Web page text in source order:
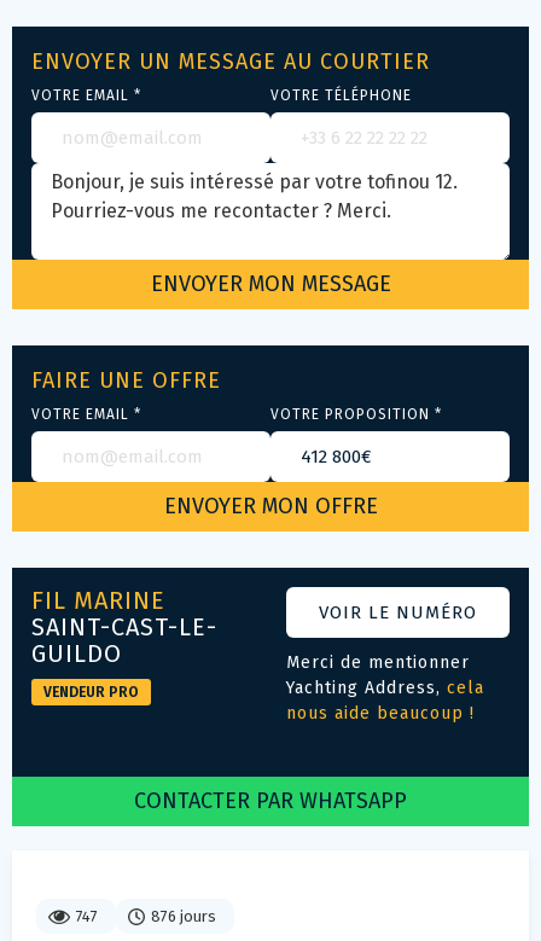
747 876 jours
ENVOYER UN MESSAGE AU COURTIER
VOTRE EMAIL * VOTRE TÉLÉPHONE
FAIRE UNE OFFRE
VOTRE EMAIL * VOTRE PROPOSITION *
FIL MARINE
SAINT-CAST-LE-
GUILDO
VENDEUR PRO
VOIR LE NUMÉRO
Merci de mentionner
Yachting Address, cela
nous aide beaucoup !
CONTACTER PAR WHATSAPP